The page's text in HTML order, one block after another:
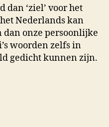
dan ‘ziel’ voor het
Nederlands kan
dan onze persoonlijke
woorden zelfs in
gedicht kunnen zijn.